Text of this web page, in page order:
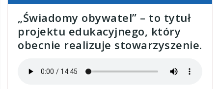
„Świadomy obywatel” – to tytuł
projektu edukacyjnego, który
obecnie realizuje stowarzyszenie.